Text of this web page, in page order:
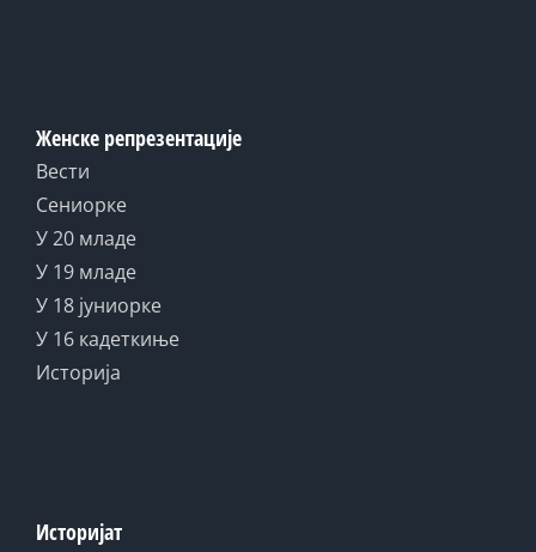
Женске репрезентације
Вести
Сениорке
У 20 младе
У 19 младе
У 18 јуниорке
У 16 кадеткиње
Историја
Историјат